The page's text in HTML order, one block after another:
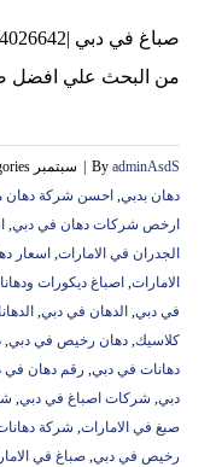
من البحث علي افضل
By adminAsdS سبتمبر 19th, 2021
دهان بدبي, احسن شركة دهان
ارخص شركات دهان في دبي,
الجدران في الامارات, اسعار
الامارات, اصباغ ديكورات
في دبي, الدهان في دبي,
كلاسيك, دهان رخيص في دبي,
دهانات في دبي, رقم دهان في
دبي, شركات اصباغ في دبي,
صبغ في الامارات, شركة
رخيص في دبي, صباغ في